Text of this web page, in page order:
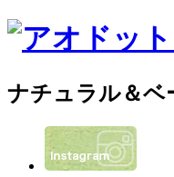
ナチュラル＆ベ